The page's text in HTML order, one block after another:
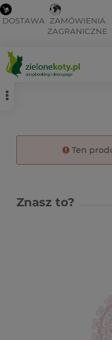
DOSTAWA ZAMÓWIENIA
ZAGRANICZNE
Ten
Znasz to?